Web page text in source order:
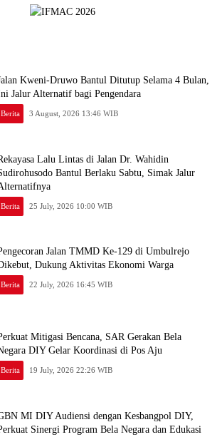
Kweni-Druwo Bantul Ditutup Selama 4 Bulan,
Jalur Alternatif bagi Pengendara
Berita 3 August, 2026 13:46 WIB
Lalu Lintas di Jalan Dr. Wahidin
Bantul Berlaku Sabtu, Simak Jalur
Berita 25 July, 2026 10:00 WIB
Jalan TMMD Ke-129 di Umbulrejo
Dukung Aktivitas Ekonomi Warga
Berita 22 July, 2026 16:45 WIB
Mitigasi Bencana, SAR Gerakan Bela
DIY Gelar Koordinasi di Pos Aju
Berita 19 July, 2026 22:26 WIB
MI DIY Audiensi dengan Kesbangpol DIY,
Sinergi Program Bela Negara dan Edukasi